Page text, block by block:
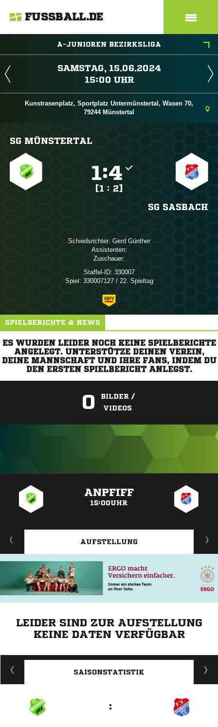
FUSSBALL.DE
A-JUNIOREN BEZIRKSLIGA
 
 
Kunstrasenplatz, Sportplatz Untermünstertal, Wasen 70,
79244 Münstertal
SG MÜNSTERTAL
:
[1 : 2]
SG SASBACH
Schiedsrichter:  
Assistenten:
Zuschauer:
Staffel-ID: 330007
Spiel: 330007127 / 22. Spieltag
SPIELBERICHTE & NEWS
ES WURDEN LEIDER NOCH KEINE SPIELBERICHTE
ANGELEGT. UNTERSTÜTZE DEINEN VEREIN,
DEINE MANNSCHAFT UND IHRE FANS, INDEM DU
DEN ERSTEN SPIELBERICHT ANLEGST.
0
BILDER /
VIDEOS
ANPFIFF
15:00UHR
AUFSTELLUNG
LEIDER SIND ZUR AUFSTELLUNG
KEINE DATEN VERFÜGBAR
ANZEIGE
SAISONSTATISTIK
: